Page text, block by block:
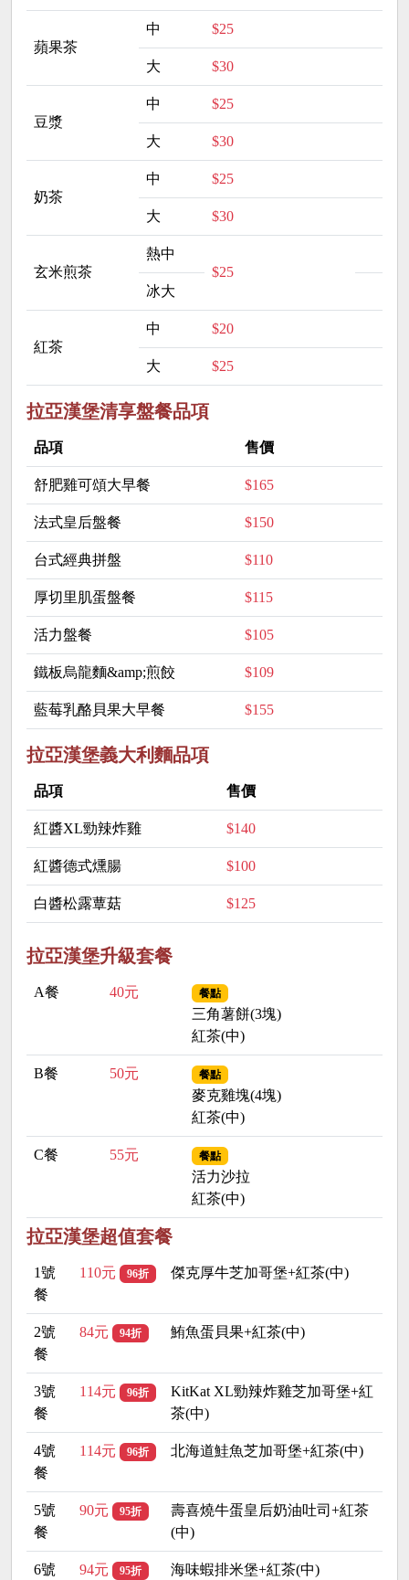
蘋果茶
中 $25
大 $30
豆漿
中 $25
大 $30
奶茶
中 $25
大 $30
玄米煎茶
熱中
$25
冰大
紅茶
中 $20
大 $25
拉亞漢堡清享盤餐品項
品項 售價
舒肥雞可頌大早餐 $165
法式皇后盤餐 $150
台式經典拼盤 $110
厚切里肌蛋盤餐 $115
活力盤餐 $105
鐵板烏龍麵&amp;煎餃 $109
藍莓乳酪貝果大早餐 $155
拉亞漢堡義大利麵品項
品項 售價
紅醬XL勁辣炸雞 $140
紅醬德式燻腸 $100
白醬松露蕈菇 $125
拉亞漢堡升級套餐
A餐 40元 餐點
三角薯餅(3塊)
紅茶(中)
B餐 50元 餐點
麥克雞塊(4塊)
紅茶(中)
C餐 55元 餐點
活力沙拉
紅茶(中)
拉亞漢堡超值套餐
1號
餐
110元 96折 傑克厚牛芝加哥堡+紅茶(中)
2號
餐
84元 94折 鮪魚蛋貝果+紅茶(中)
3號
餐
114元 96折
KitKat XL勁辣炸雞芝加哥堡+紅
茶(中)
4號
餐
114元 96折 北海道鮭魚芝加哥堡+紅茶(中)
5號
餐
90元 95折
壽喜燒牛蛋皇后奶油吐司+紅茶
(中)
6號 94元 95折 海味蝦排米堡+紅茶(中)